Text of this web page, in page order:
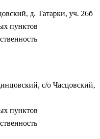
д. Татарки, уч. 26б
пунктов
с/о Часцовский,
пунктов